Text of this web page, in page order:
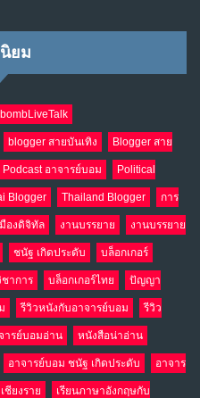
มองไม่เห็น
ยม
blogger สายบันเทิง Blogger สาย
Podcast อาจารย์บอม Political
Blogger Thailand Blogger การ
มืองดิจิทัล งานบรรยาย งานบรรยาย
ชนัฐ เกิดประดับ บล็อกเกอร์
ชาการ บล็อกเกอร์ไทย ปัญญา
รีวิวหนังกับอาจารย์บอม รีวิว
ารย์บอมอ่าน หนังสือน่าอ่าน
อาจารย์บอม ชนัฐ เกิดประดับ อาจาร
เชียงราย เรียนภาษาอังกฤษกับ